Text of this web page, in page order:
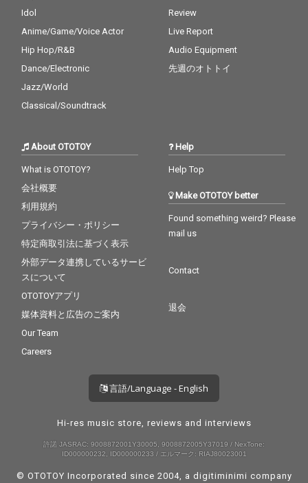
Idol
Anime/Game/Voice Actor
Hip Hop/R&B
Dance/Electronic
Jazz/World
Classical/Soundtrack
Review
Live Report
Audio Equipment
先週のオトトイ
About OTOTOY
What is OTOTOY?
会社概要
利用規約
プライバシー・ポリシー
特定商取引法に基づく表示
外部データ連携しているサービ
スについて
OTOTOYアプリ
媒体資料と広告のご案内
Our Team
Careers
Help
Help Top
Make OTOTOY better
Found something weird? Please
mail us
Contact
退会
言語/Language - English
Hi-res music store, reviews and interviews
許諾 JASRAC: 9008872001Y30005, 9008872005Y37019 / NexTone:
ID000000232, ID000000233 / エルマーク: RIAJ80023001
© OTOTOY Incorporated since 2004, a digitiminimi company